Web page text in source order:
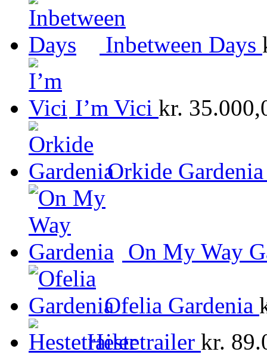
Inbetween Days
I’m Vici kr.
Orkide Gardenia
On My Way
Ofelia Gardenia
Hestetrailer kr.